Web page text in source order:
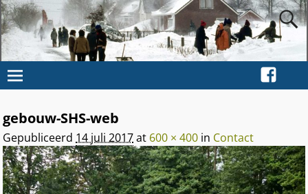
gebouw-SHS-web
Gepubliceerd 14 juli 2017at 600 × 400 in Contact